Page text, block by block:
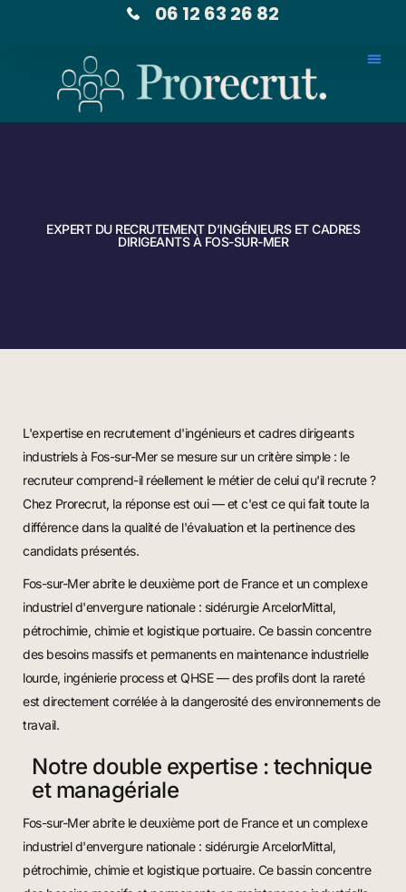
06 12 63 26 82
EXPERT DU RECRUTEMENT D’INGÉNIEURS ET CADRES
DIRIGEANTS À FOS-SUR-MER
L'expertise en recrutement d'ingénieurs et cadres dirigeants
industriels à Fos-sur-Mer se mesure sur un critère simple : le
recruteur comprend-il réellement le métier de celui qu'il recrute ?
Chez Prorecrut, la réponse est oui — et c'est ce qui fait toute la
différence dans la qualité de l'évaluation et la pertinence des
candidats présentés.
Fos-sur-Mer abrite le deuxième port de France et un complexe
industriel d'envergure nationale : sidérurgie ArcelorMittal,
pétrochimie, chimie et logistique portuaire. Ce bassin concentre
des besoins massifs et permanents en maintenance industrielle
lourde, ingénierie process et QHSE — des profils dont la rareté
est directement corrélée à la dangerosité des environnements de
travail.
Notre double expertise : technique
et managériale
Fos-sur-Mer abrite le deuxième port de France et un complexe
industriel d'envergure nationale : sidérurgie ArcelorMittal,
pétrochimie, chimie et logistique portuaire. Ce bassin concentre